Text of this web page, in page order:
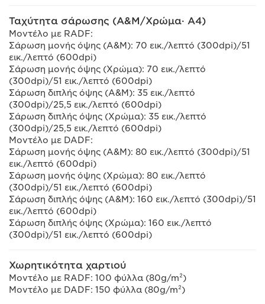
Ταχύτητα σάρωσης (Α&Μ/Χρώμα· A4)
Μοντέλο με RADF:
Σάρωση μονής όψης (Α&Μ): 70 εικ./λεπτό (300dpi)/51
εικ./λεπτό (600dpi)
Σάρωση μονής όψης (Χρώμα): 70 εικ./λεπτό
(300dpi)/51 εικ./λεπτό (600dpi)
Σάρωση διπλής όψης (Α&Μ): 35 εικ./λεπτό
(300dpi)/25,5 εικ./λεπτό (600dpi)
Σάρωση διπλής όψης (Χρώμα): 35 εικ./λεπτό
(300dpi)/25,5 εικ./λεπτό (600dpi)
Μοντέλο με DADF:
Σάρωση μονής όψης (Α&Μ): 80 εικ./λεπτό (300dpi)/51
εικ./λεπτό (600dpi)
Σάρωση μονής όψης (Χρώμα): 80 εικ./λεπτό
(300dpi)/51 εικ./λεπτό (600dpi)
Σάρωση διπλής όψης (Α&Μ): 160 εικ./λεπτό (300dpi)/51
εικ./λεπτό (600dpi)
Σάρωση διπλής όψης (Χρώμα): 160 εικ./λεπτό
(300dpi)/51 εικ./λεπτό (600dpi)
Χωρητικότητα χαρτιού
Μοντέλο με RADF: 100 φύλλα (80g/m²)
Μοντέλο με DADF: 150 φύλλα (80g/m²)